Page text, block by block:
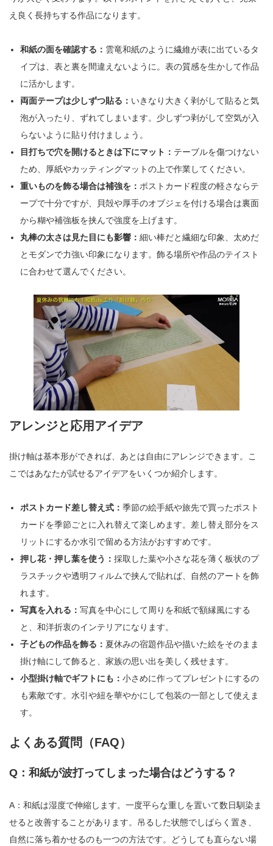
え良く長持ちする作品になります。
和紙の面を確認する： 雲竜和紙のように繊維が表に出ているタ
イプは、表と裏を間違えないように。表の質感を生かして作品
に活かします。
両面テープは少しずつ貼る： いきなり大きく剥がして貼ると気
泡が入ったり、ずれてしまいます。少しずつ剥がして空気が入
らないように貼り付けましょう。
目打ちで穴を開けるときは下にマット： テーブルを傷つけない
ため、厚紙やカッティングマットの上で作業してください。
重いものを飾る場合は補強を： ポストカード程度の軽さならテ
ープで十分ですが、貝殻や厚手のオブジェを付ける場合は裏面
から糊や補強板を挟んで強度を上げます。
丸棒の太さは見た目にも影響：細い棒だと繊細な印象、太めだ
とモダンで力強い印象になります。飾る場所や作品のテイスト
に合わせて選んでください。
アレンジと応用アイデア
掛け軸は基本形ができれば、あとは自由にアレンジできます。こ
こではあなたが試せるアイデアをいくつか紹介します。
ポストカード差し替え式：季節の絵手紙や旅先で買ったポスト
カードを季節ごとに入れ替えて楽しめます。差し替え部分をス
リットにするか水引で留める方法がおすすめです。
押し花・押し葉を使う：採取した葉や小さな花を薄く板状のプ
ラスチックや透明フィルムで挟んで貼れば、自然のアートを飾
れます。
写真を入れる：写真を中心にして周りを和紙で額縁風にする
と、和洋折衷のインテリアになります。
子どもの作品を飾る： 夏休みの宿題作品や描いた絵をそのまま
掛け軸にして飾ると、家族の思い出を美しく残せます。
小型掛け軸でギフトにも：小さめに作ってプレゼントにするの
も素敵です。水引や紐を華やかにして包装の一部として使えま
す。
よくある質問（FAQ）
Q：和紙が波打ってしまった場合はどうする？
A：和紙は湿度で伸縮します。一度平らな重しを置いて数日馴染ま
せると改善することがあります。吊るした状態でしばらく置き、
自然に落ち着かせるのも一つの方法です。どうしても直らない場